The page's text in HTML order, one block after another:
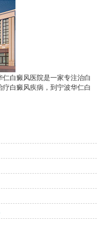
白癜风医院是一家专注治白
白癜风疾病，到宁波华仁白